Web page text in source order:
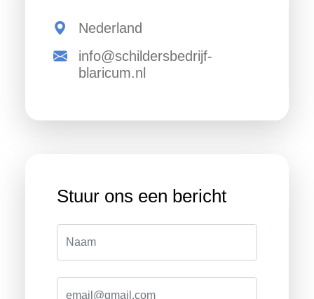
Nederland
info@schildersbedrijf-
blaricum.nl
Stuur ons een bericht